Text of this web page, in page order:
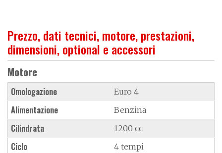
Prezzo, dati tecnici, motore, prestazioni,
dimensioni, optional e accessori
Motore
Omologazione Euro 4
Alimentazione Benzina
Cilindrata 1200 cc
Ciclo 4 tempi